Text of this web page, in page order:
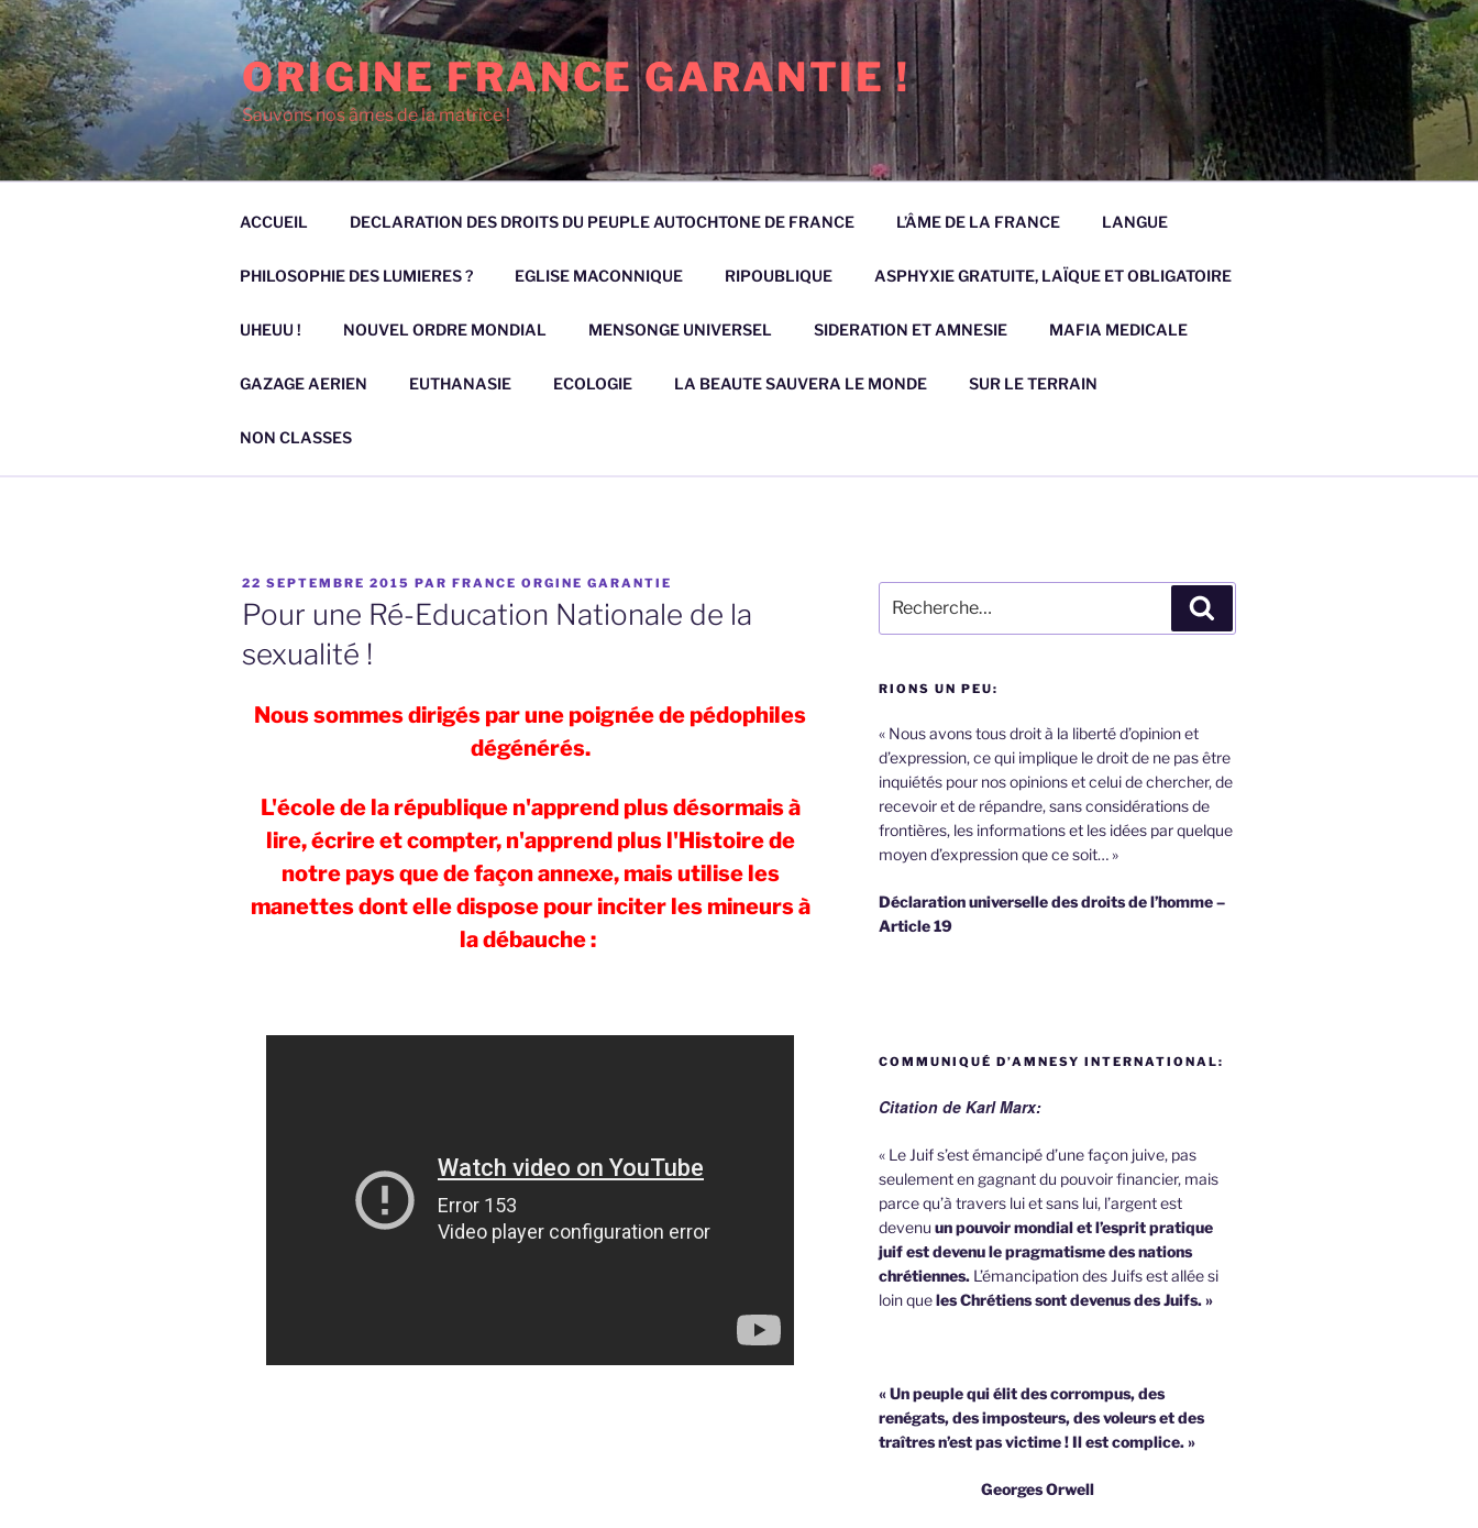
Aller
au
contenu
principal
ORIGINE FRANCE GARANTIE !
Sauvons nos âmes de la matrice !
ACCUEIL DECLARATION DES DROITS DU PEUPLE AUTOCHTONE DE FRANCE L’ÂME DE LA FRANCE LANGUE
PHILOSOPHIE DES LUMIERES ? EGLISE MACONNIQUE RIPOUBLIQUE ASPHYXIE GRATUITE, LAÏQUE ET OBLIGATOIRE
UHEUU ! NOUVEL ORDRE MONDIAL MENSONGE UNIVERSEL SIDERATION ET AMNESIE MAFIA MEDICALE
GAZAGE AERIEN EUTHANASIE ECOLOGIE LA BEAUTE SAUVERA LE MONDE SUR LE TERRAIN
NON CLASSES
PUBLIÉ
LE
22 SEPTEMBRE 2015 PAR FRANCE ORGINE GARANTIE
Pour une Ré-Education Nationale de la
sexualité !
Nous sommes dirigés par une poignée de pédophiles
dégénérés.
L'école de la république n'apprend plus désormais à
lire, écrire et compter, n'apprend plus l'Histoire de
notre pays que de façon annexe, mais utilise les
manettes dont elle dispose pour inciter les mineurs à
la débauche :
pour
:
RIONS UN PEU:
« Nous avons tous droit à la liberté d’opinion et
d’expression, ce qui implique le droit de ne pas être
inquiétés pour nos opinions et celui de chercher, de
recevoir et de répandre, sans considérations de
frontières, les informations et les idées par quelque
moyen d’expression que ce soit… »
Déclaration universelle des droits de l’homme –
Article 19
COMMUNIQUÉ D’AMNESY INTERNATIONAL:
Citation de Karl Marx:
« Le Juif s’est émancipé d’une façon juive, pas
seulement en gagnant du pouvoir financier, mais
parce qu’à travers lui et sans lui, l’argent est
devenu un pouvoir mondial et l’esprit pratique
juif est devenu le pragmatisme des nations
chrétiennes.L’émancipation des Juifs est allée si
loin queles Chrétiens sont devenus des Juifs. »
« Un peuple qui élit des corrompus, des
renégats, des imposteurs, des voleurs et des
traîtres n’est pas victime !Il est complice. »
Georges Orwell